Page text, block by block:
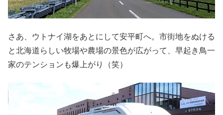
さあ、ウトナイ湖をあとにして安平町へ。市街地をぬける
と北海道らしい牧場や農場の景色が広がって、早起き鳥一
家のテンションも爆上がり（笑）